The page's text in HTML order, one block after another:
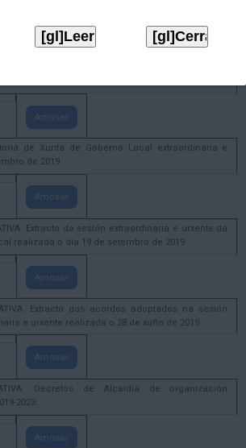
Amosar
Amosar
de Xunta de Goberno Local extraordinaria e
de 2019
Amosar
Extracto da sesión extraordinaria e urxente da
realizada o día 19 de setembro de 2019
Amosar
Extracto dos acordos adoptados na sesión
e urxente realizada o 28 de xuño de 2019
Amosar
Decretos de Alcaldía de organización
2023.
Amosar